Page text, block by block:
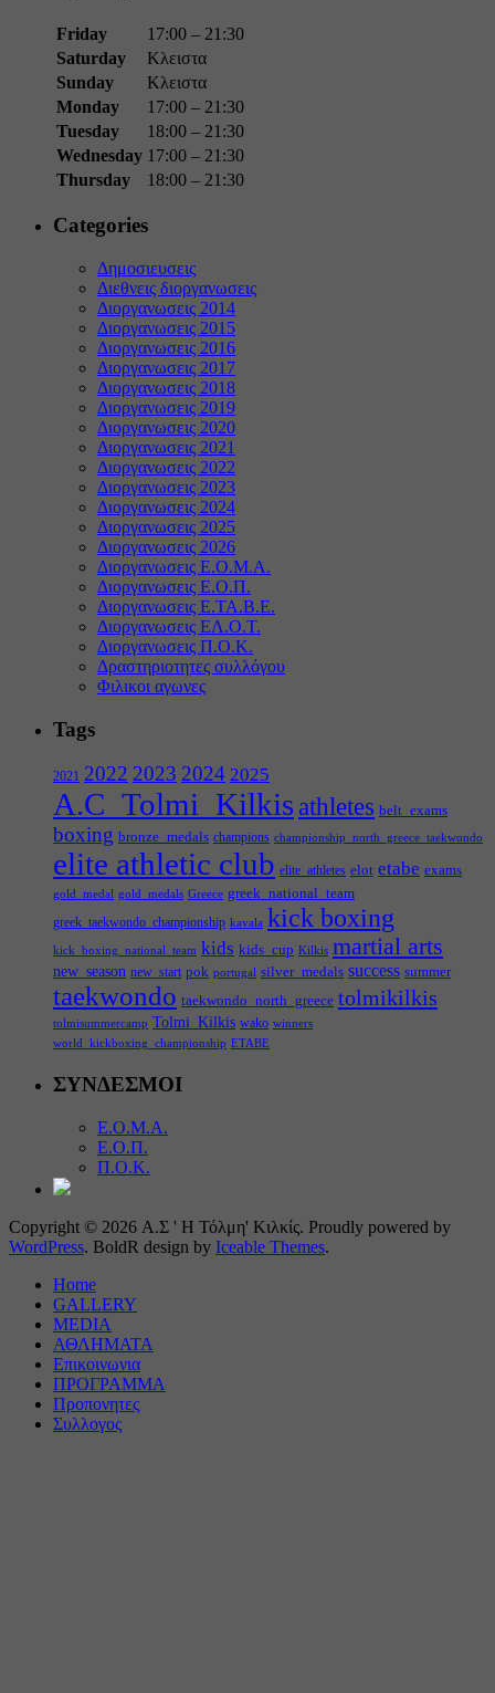
Friday
17:00 – 21:30
Saturday
Κλειστα
Sunday
Κλειστα
Monday
17:00 – 21:30
Tuesday
18:00 – 21:30
Wednesday 17:00 – 21:30
Thursday
18:00 – 21:30
Categories
Δημοσιευσεις
Διεθνεις διοργανωσεις
Διοργανωσεις 2014
Διοργανωσεις 2015
Διοργανωσεις 2016
Διοργανωσεις 2017
Διοργανωσεις 2018
Διοργανωσεις 2019
Διοργανωσεις 2020
Διοργανωσεις 2021
Διοργανωσεις 2022
Διοργανωσεις 2023
Διοργανωσεις 2024
Διοργανωσεις 2025
Διοργανωσεις 2026
Διοργανωσεις Ε.Ο.Μ.Α.
Διοργανωσεις Ε.Ο.Π.
Διοργανωσεις Ε.ΤΑ.Β.Ε.
Διοργανωσεις ΕΛ.Ο.Τ.
Διοργανωσεις Π.Ο.Κ.
Δραστηριοτητες συλλόγου
Φιλικοι αγωνες
Tags
2021 2022 2023 2024 2025
A.C_Tolmi_Kilkis athletes belt_exams
boxing bronze_medals champions championship_north_greece_taekwondo
elite athletic club elite_athletes elot etabe exams
gold_medal gold_medals Greece greek_national_team
greek_taekwondo_championship kavala kick boxing
kick_boxing_national_team kids kids_cup Kilkis martial arts
new_season new_start pok portugal silver_medals success summer
taekwondo taekwondo_north_greece tolmikilkis
tolmisummercamp Tolmi_Kilkis wako winners
world_kickboxing_championship ΕΤΑΒΕ
ΣΥΝΔΕΣΜΟΙ
Ε.Ο.Μ.Α.
Ε.Ο.Π.
Π.Ο.Κ.
Copyright © 2026 Α.Σ ' Η Τόλμη' Κιλκίς. Proudly powered by
WordPress. BoldR design by Iceable Themes.
Home
GALLERY
MEDIA
ΑΘΛΗΜΑΤΑ
Επικοινωνια
ΠΡΟΓΡΑΜΜΑ
Προπονητες
Συλλογος